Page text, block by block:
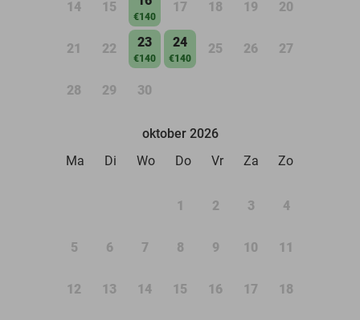
14 15
€140
17 18 19 20
21 22 23
€140
24
€140
25 26 27
28 29 30
oktober 2026
Ma
Di Wo Do Vr Za Zo
1 2 3 4
5 6 7 8 9 10 11
12 13 14 15 16 17 18